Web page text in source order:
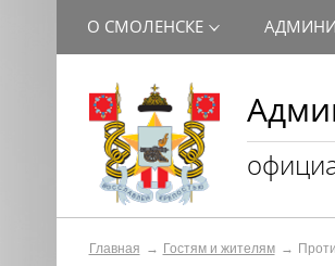
О СМОЛЕНСКЕ
Главная Гостям и жителям